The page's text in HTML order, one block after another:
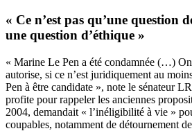
« Ce n’est pas qu’une question
une question d’éthique »
« Marine Le Pen a été condamnée (…)
autorise, si ce n’est juridiquement au
Pen à être candidate », note le sénateur
profite pour rappeler les anciennes
2004, demandait « l’inéligibilité à vie »
coupables, notamment de détournement